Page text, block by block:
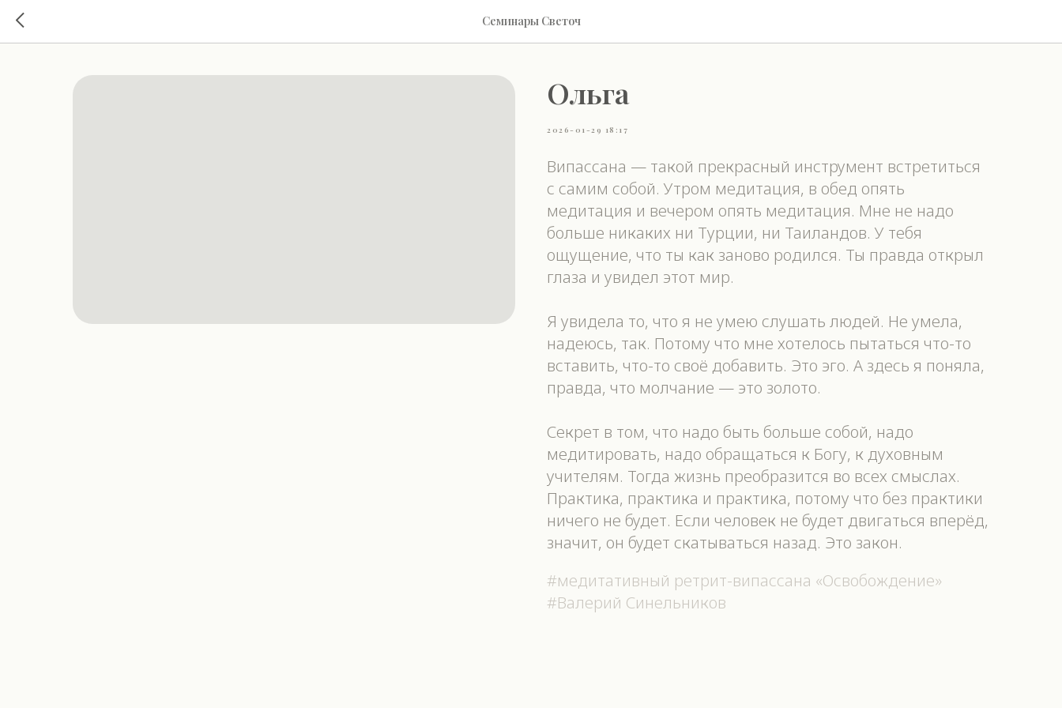
Семинары Светоч
Ольга
2026-01-29 18:17
Випассана — такой прекрасный инструмент встретиться
с самим собой. Утром медитация, в обед опять
медитация и вечером опять медитация. Мне не надо
больше никаких ни Турции, ни Таиландов. У тебя
ощущение, что ты как заново родился. Ты правда открыл
глаза и увидел этот мир.
Я увидела то, что я не умею слушать людей. Не умела,
надеюсь, так. Потому что мне хотелось пытаться что-то
вставить, что-то своё добавить. Это эго. А здесь я поняла,
правда, что молчание — это золото.
Секрет в том, что надо быть больше собой, надо
медитировать, надо обращаться к Богу, к духовным
учителям. Тогда жизнь преобразится во всех смыслах.
Практика, практика и практика, потому что без практики
ничего не будет. Если человек не будет двигаться вперёд,
значит, он будет скатываться назад. Это закон.
#медитативный ретрит-випассана «Освобождение»
#Валерий Синельников